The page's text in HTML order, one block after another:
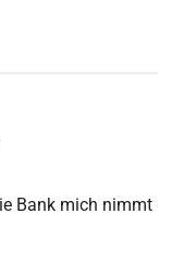
Bank mich nimmt